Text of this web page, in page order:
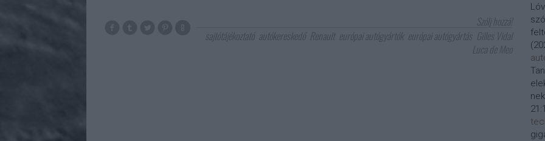
Szólj hozzá!
sajtótájékoztató autókereskedő Renault európai autógyártók európai autógyártás Gilles Vidal
Luca de Meo
(